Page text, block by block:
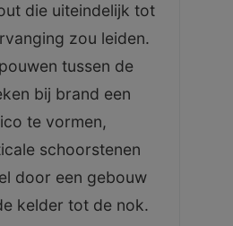
die uiteindelijk tot
zou leiden.
tussen de
bij brand een
te vormen,
schoorstenen
door een gebouw
kelder tot de nok.